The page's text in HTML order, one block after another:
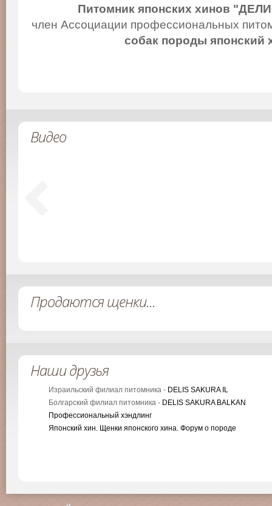
Питомник японских хинов
член Ассоциации профессиональных
собак породы японский
Видео
Продаются щенки...
Наши друзья
Израильский филиал питомника - DELIS SAKURA IL
Болгарский филиал питомника - DELIS SAKURA BALKAN
Профессиональный хэндлинг
Японский хин. Щенки японского хина. Форум о породе